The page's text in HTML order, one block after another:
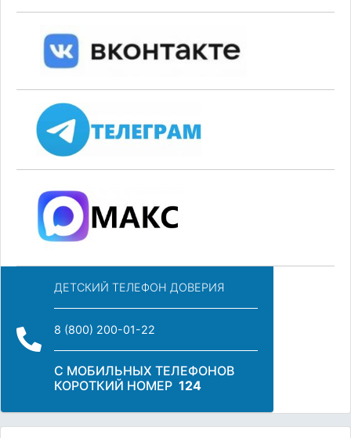
ДЕТСКИЙ ТЕЛЕФОН ДОВЕРИЯ
8 (800) 200-01-22
С МОБИЛЬНЫХ ТЕЛЕФОНОВ
КОРОТКИЙ НОМЕР 124